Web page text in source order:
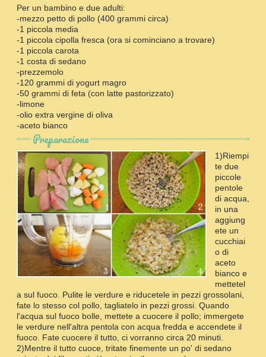
Per un bambino e due adulti:
-mezzo petto di pollo (400 grammi circa)
-1 piccola media
-1 piccola cipolla fresca (ora si cominciano a trovare)
-1 piccola carota
-1 costa di sedano
-prezzemolo
-120 grammi di yogurt magro
-50 grammi di feta (con latte pastorizzato)
-limone
-olio extra vergine di oliva
-aceto bianco
Preparazione
1)Riempi
te due
piccole
pentole
di acqua,
in una
aggiung
ete un
cucchiai
o di
aceto
bianco e
mettetel
a sul fuoco. Pulite le verdure e riducetele in pezzi grossolani,
fate lo stesso col pollo, tagliatelo in pezzi grossi. Quando
l'acqua sul fuoco bolle, mettete a cuocere il pollo; immergete
le verdure nell'altra pentola con acqua fredda e accendete il
fuoco. Fate cuocere il tutto, ci vorranno circa 20 minuti.
2)Mentre il tutto cuoce, tritate finemente un po' di sedano